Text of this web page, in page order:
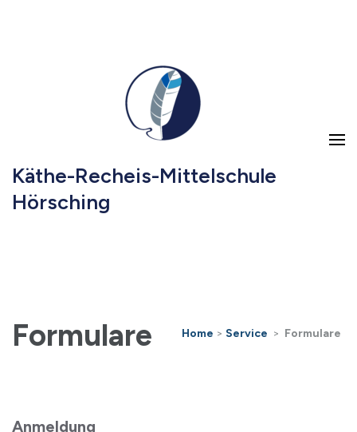
Käthe-Recheis-Mittelschule
Hörsching
Formulare Home > Service > Formulare
Anmeldung